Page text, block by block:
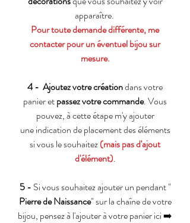
apparaître.
Pour toute demande différente, me
contacter pour un éventuel bijou sur
mesure.
4 - Ajoutez votre créationdans votre
panier etpassez votre commande. Vous
pouvez, à cette étape m'y ajouter
une indication de placement des éléments
si vous le souhaitez(mais pas d'ajout
d'élément).
5 - Si vous souhaitez ajouter un pendant "
Pierre de Naissance" sur la chaîne de votre
bijou, pensez à l'ajouter à votre panier ici ➡️